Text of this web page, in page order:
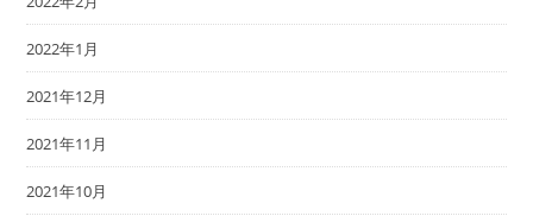
2022年1月
2021年12月
2021年11月
2021年10月